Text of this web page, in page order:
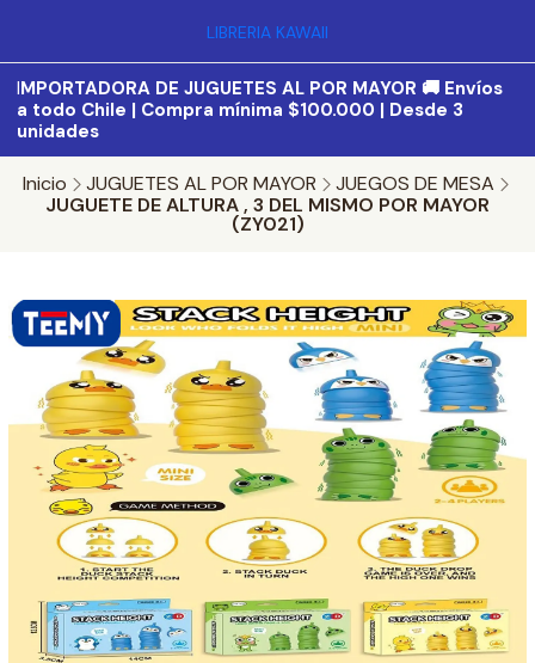
LIBRERIA KAWAII
IMPORTADORA DE JUGUETES AL POR MAYOR 🚚 Envíos
a todo Chile | Compra mínima $100.000 | Desde 3
unidades
Inicio JUGUETES AL POR MAYOR
JUEGOS DE MESA
JUGUETE DE ALTURA , 3 DEL MISMO POR MAYOR
(ZY021)